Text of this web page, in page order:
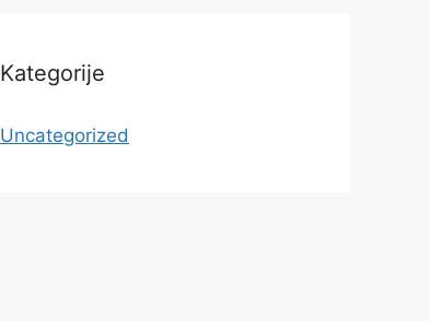
Kategorije
Uncategorized